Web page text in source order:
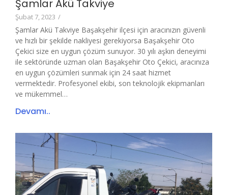
Şamlar Akü Takviye
Şubat 7, 2023 /
Şamlar Akü Takviye Başakşehir ilçesi için aracınızın güvenli
ve hızlı bir şekilde nakliyesi gerekiyorsa Başakşehir Oto
Çekici size en uygun çözüm sunuyor. 30 yılı aşkın deneyimi
ile sektöründe uzman olan Başakşehir Oto Çekici, aracınıza
en uygun çözümleri sunmak için 24 saat hizmet
vermektedir. Profesyonel ekibi, son teknolojik ekipmanları
ve mükemmel…
Devamı..